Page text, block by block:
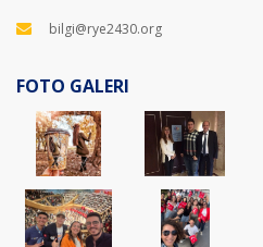
bilgi@rye2430.org
FOTO GALERI